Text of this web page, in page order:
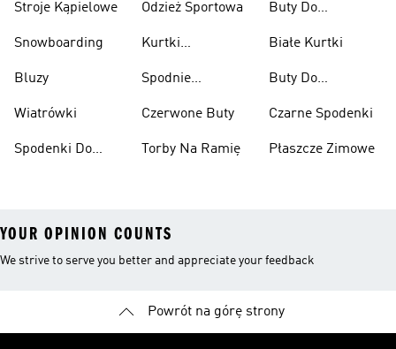
Stroje Kąpielowe
Snowboarding
Bluzy
Wiatrówki
Spodenki Do
Odzież Sportowa
Kurtki
Spodnie
Czerwone Buty
Torby Na Ramię
Buty Do
Ciężarów
Białe Kurtki
Buty Do
Czarne Spodenki
Płaszcze Zimowe
YOUR OPINION COUNTS
We strive to serve you better and appreciate your feedback
Powrót na górę strony